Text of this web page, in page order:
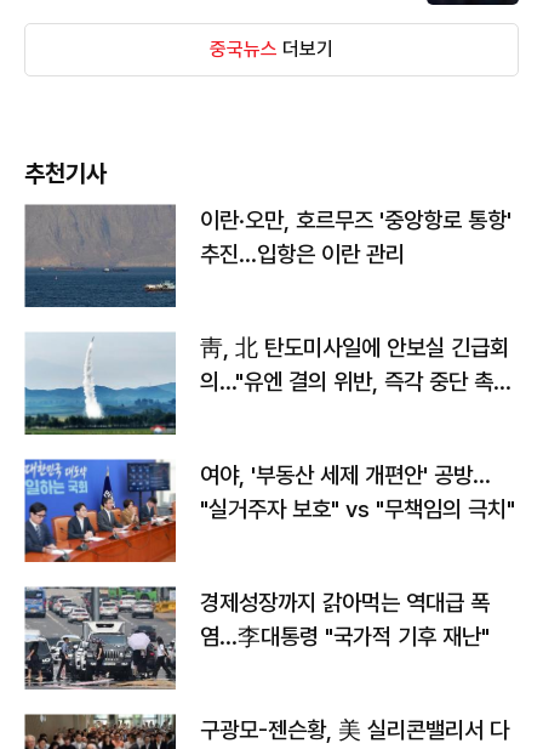
중국뉴스 더보기
추천기사
이란·오만, 호르무즈 '중앙항로 통항'
추진…입항은 이란 관리
靑, 北 탄도미사일에 안보실 긴급회
의…"유엔 결의 위반, 즉각 중단 촉
여야, '부동산 세제 개편안' 공방…
"실거주자 보호" vs "무책임의 극치"
경제성장까지 갉아먹는 역대급 폭
염…李대통령 "국가적 기후 재난"
구광모-젠슨황, 美 실리콘밸리서 다